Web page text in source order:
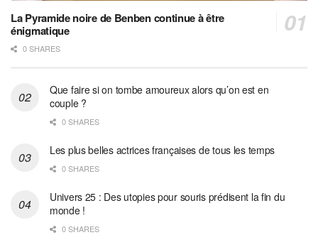
La Pyramide noire de Benben continue à être
énigmatique
0 SHARES
Que faire si on tombe amoureux alors qu’on est en
couple ?
0 SHARES
Les plus belles actrices françaises de tous les temps
0 SHARES
Univers 25 : Des utopies pour souris prédisent la fin du
monde !
0 SHARES